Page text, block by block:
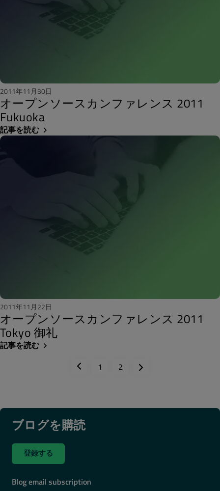
2011年11月30日
オープンソースカンファレンス 2011
Fukuoka
記事を読む
2011年11月22日
オープンソースカンファレンス 2011
Tokyo 御礼
記事を読む
1
2
ブログを購読
登録する
Blog email subscription